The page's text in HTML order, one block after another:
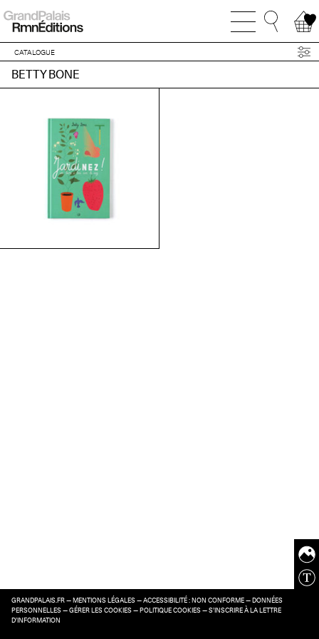
CATALOGUE
BETTY BONE
GRANDPALAIS.FR — MENTIONS LÉGALES — ACCESSIBILITÉ : NON CONFORME — DONNÉES
PERSONNELLES — GÉRER LES COOKIES — POLITIQUE COOKIES — S’INSCRIRE À LA LETTRE
D’INFORMATION